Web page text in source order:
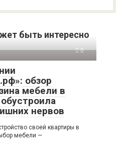
быть интересно
0
обзор
мебели в
нервов
своей квартиры в
мебели —